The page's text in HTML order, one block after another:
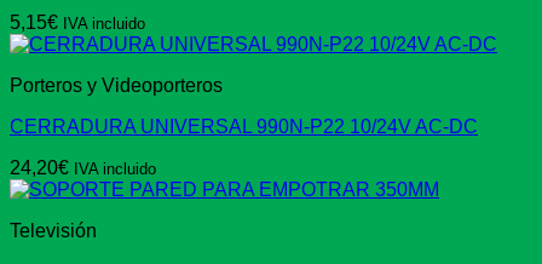
5,15€ IVA incluido
Porteros y Videoporteros
CERRADURA UNIVERSAL 990N-P22 10/24V AC-DC
24,20€ IVA incluido
Televisión